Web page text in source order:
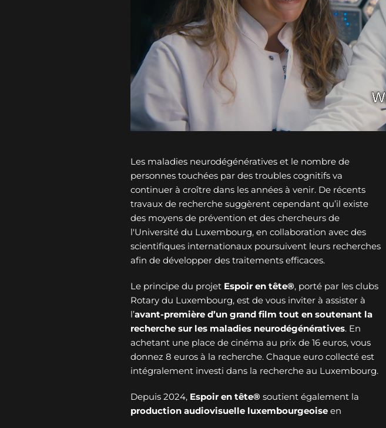
Les maladies neurodégénératives et le nombre de
personnes touchées par des troubles cognitifs va
continuer à croître dans les années à venir. De récents
travaux de recherche suggèrent cependant qu’il existe
des moyens de prévention et des chercheurs de
l'Université du Luxembourg, en collaboration avec des
scientifiques internationaux poursuivent leurs recherches
afin de développer des traitements efficaces.
Le principe du projet Espoir en tête®, porté par les clubs
Rotary du Luxembourg, est de vous inviter à assister à
l’avant-première d’un grand film tout en soutenant la
recherche sur les maladies neurodégénératives. En
achetant une place de cinéma au prix de 16 euros, vous
donnez 8 euros à la recherche. Chaque euro collecté est
intégralement investi dans la recherche au Luxembourg.
Depuis 2024, Espoir en tête® soutient également la
production audiovisuelle luxembourgeoise en